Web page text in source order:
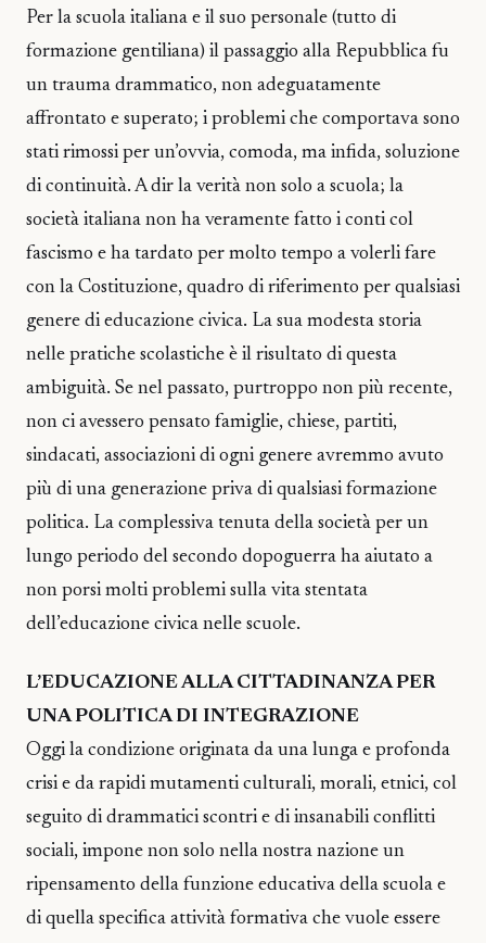
Per la scuola italiana e il suo personale (tutto di
formazione gentiliana) il passaggio alla Repubblica fu
un trauma drammatico, non adeguatamente
affrontato e superato; i problemi che comportava sono
stati rimossi per un’ovvia, comoda, ma infida, soluzione
di continuità. A dir la verità non solo a scuola; la
società italiana non ha veramente fatto i conti col
fascismo e ha tardato per molto tempo a volerli fare
con la Costituzione, quadro di riferimento per qualsiasi
genere di educazione civica. La sua modesta storia
nelle pratiche scolastiche è il risultato di questa
ambiguità. Se nel passato, purtroppo non più recente,
non ci avessero pensato famiglie, chiese, partiti,
sindacati, associazioni di ogni genere avremmo avuto
più di una generazione priva di qualsiasi formazione
politica. La complessiva tenuta della società per un
lungo periodo del secondo dopoguerra ha aiutato a
non porsi molti problemi sulla vita stentata
dell’educazione civica nelle scuole.
L’EDUCAZIONE ALLA CITTADINANZA PER
UNA POLITICA DI INTEGRAZIONE
Oggi la condizione originata da una lunga e profonda
crisi e da rapidi mutamenti culturali, morali, etnici, col
seguito di drammatici scontri e di insanabili conflitti
sociali, impone non solo nella nostra nazione un
ripensamento della funzione educativa della scuola e
di quella specifica attività formativa che vuole essere